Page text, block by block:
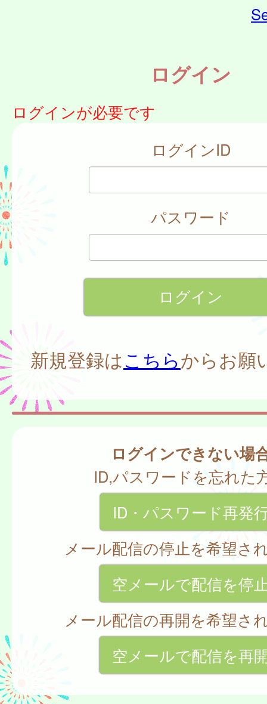
ログイン
ログインが必要です
ログインID
パスワード
新規登録はこちらからお願
ログインできない場
ID,パスワードを忘れた
ID・パスワード再発
メール配信の停止を希望さ
空メールで配信を停
メール配信の再開を希望さ
空メールで配信を再